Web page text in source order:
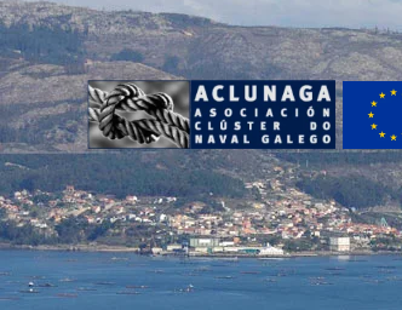
Ir
ao
contido